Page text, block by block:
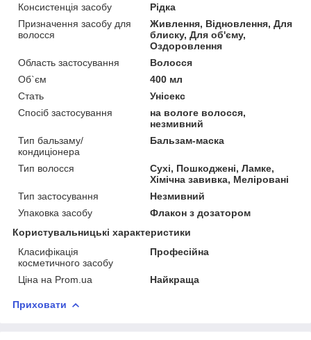
Консистенція засобу
Рідка
Призначення засобу для
волосся
Живлення, Відновлення, Для
блиску, Для об'єму,
Оздоровлення
Область застосування
Волосся
Об`єм
400 мл
Стать
Унісекс
Спосіб застосування
на вологе волосся,
незмивний
Тип бальзаму/
кондиціонера
Бальзам-маска
Тип волосся
Сухі, Пошкоджені, Ламке,
Хімічна завивка, Меліровані
Тип застосування
Незмивний
Упаковка засобу
Флакон з дозатором
Користувальницькі характеристики
Класифікація
косметичного засобу
Професійна
Ціна на Prom.ua Найкраща
Приховати